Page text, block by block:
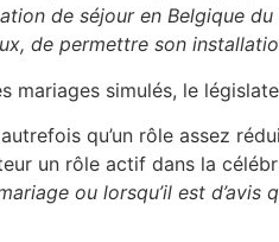
de séjour en Belgique
de permettre son
mariages simulés, le
qu’un rôle assez
un rôle actif dans la
ou lorsqu’il est